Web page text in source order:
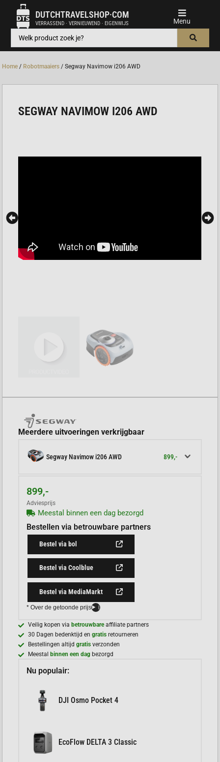
DUTCHTRAVELSHOP·COM
VERRASSEND · VERNIEUWEND · EIGENWIJS
Home / Robotmaaiers / Segway Navimow i206 AWD
SEGWAY NAVIMOW I206 AWD
Meerdere uitvoeringen verkrijgbaar
Segway Navimow i206 AWD 899,-
899,-
Adviesprijs
Meestal binnen een dag bezorgd
Bestellen via betrouwbare partners
Bestel via bol
Bestel via Coolblue
Bestel via MediaMarkt
* Over de getoonde prijs i
Veilig kopen viabetrouwbareaffiliate partners
30 Dagen bedenktijd engratis retourneren
Bestellingen altijdgratisverzonden
Meestalbinnen een dag bezorgd
Nu populair:
DJI Osmo Pocket 4
EcoFlow DELTA 3 Classic